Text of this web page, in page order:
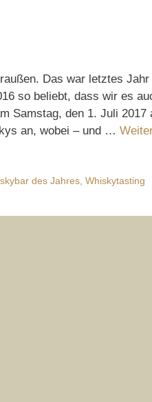
Das war letztes Jahr
so beliebt, dass wir es
Samstag, den 1. Juli 2017
an, wobei – und …
des Jahres, Whiskytasting